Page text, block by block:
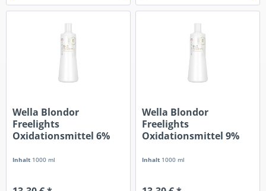
Wella Blondor
Freelights
Oxidationsmittel 6%
Inhalt 1000 ml
Wella Blondor
Freelights
Oxidationsmittel 9%
Inhalt 1000 ml